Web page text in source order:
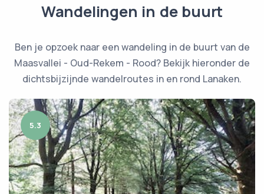
Wandelingen in de buurt
Ben je opzoek naar een wandeling in de buurt van de
Maasvallei - Oud-Rekem - Rood? Bekijk hieronder de
dichtsbijzijnde wandelroutes in en rond Lanaken.
5.3